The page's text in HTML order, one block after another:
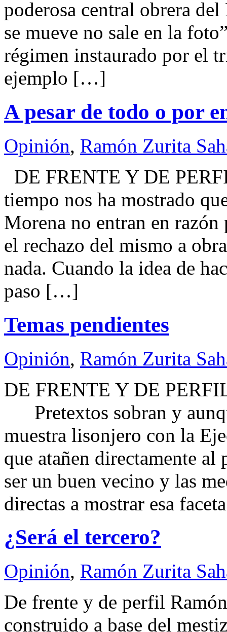
poderosa central obrera
se mueve no sale en la
régimen instaurado por el
ejemplo […]
A pesar de todo o por
Opinión, Ramón Zurita
DE FRENTE Y DE
tiempo nos ha mostrado
Morena no entran en
el rechazo del mismo a
nada. Cuando la idea de
paso […]
Temas pendientes
Opinión, Ramón Zurita
DE FRENTE Y DE
Pretextos sobran y
muestra lisonjero con la
que atañen directamente
ser un buen vecino y las
directas a mostrar esa
¿Será el tercero?
Opinión, Ramón Zurita
De frente y de perfil
construido a base del